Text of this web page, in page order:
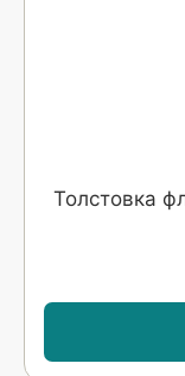
Толстовка